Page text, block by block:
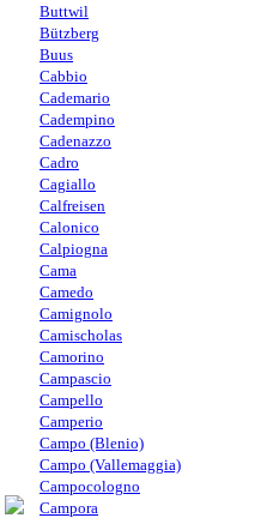
Buttwil
Bützberg
Buus
Cabbio
Cademario
Cadempino
Cadenazzo
Cadro
Cagiallo
Calfreisen
Calonico
Calpiogna
Cama
Camedo
Camignolo
Camischolas
Camorino
Campascio
Campello
Camperio
Campo (Blenio)
Campo (Vallemaggia)
Campocologno
Campora